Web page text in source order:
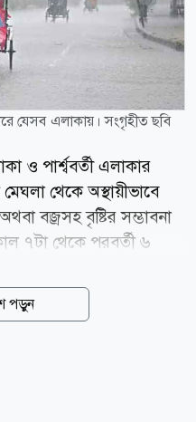
যেসব এলাকায়। সংগৃহীত ছবি
ও পার্শ্ববর্তী এলাকার
থেকে অস্থায়ীভাবে
বজ্রসহ বৃষ্টির সম্ভাবনা
৭টা থেকে পরবর্তী ৬
পূর্বাভাস অনুযায়ী, ঢাকা
পূর্ব দিক থেকে ঘণ্টায় ১০
পড়ুন